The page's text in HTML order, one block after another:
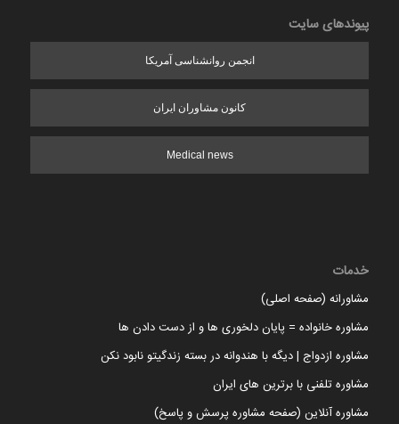
پیوندهای سایت
انجمن روانشناسی آمریکا
کانون مشاوران ایران
Medical news
خدمات
مشاورانه (صفحه اصلی)
مشاوره خانواده = پایان دلخوری ها و از دست دادن ها
مشاوره ازدواج | دیگه با هندوانه در بسته زندگیتو نابود نکن
مشاوره تلفنی با برترین های ایران
مشاوره آنلاین (صفحه مشاوره پرسش و پاسخ)